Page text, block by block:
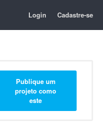
Login Cadastre-se
Publique um
projeto como
este